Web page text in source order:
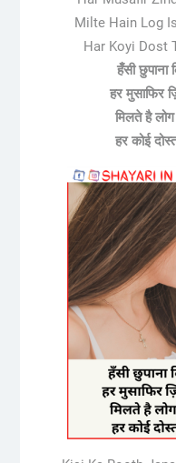
Milte Hain Log
Har Koyi Dost
हँसी छुपाना
हर मुसाफिर
मिलते है
हर कोई